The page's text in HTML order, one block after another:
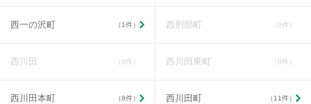
西一の沢町 （1件） 西刑部町 （0件）
西川田 （0件） 西川田東町 （0件）
西川田本町 （8件） 西川田町 （11件）